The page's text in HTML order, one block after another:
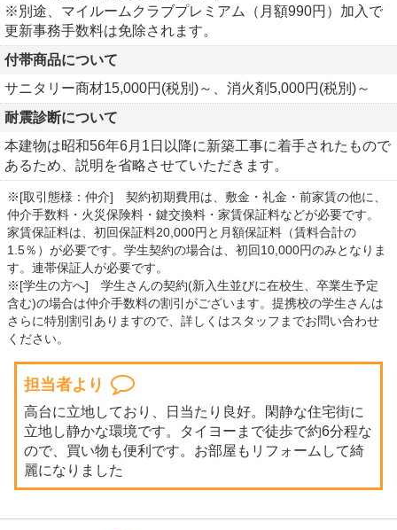
※別途、マイルームクラブプレミアム（月額990円）加入で
更新事務手数料は免除されます。
付帯商品について
サニタリー商材15,000円(税別)～、消火剤5,000円(税別)～
耐震診断について
本建物は昭和56年6月1日以降に新築工事に着手されたもので
あるため、説明を省略させていただきます。
※[取引態様：仲介] 契約初期費用は、敷金・礼金・前家賃の他に、
仲介手数料・火災保険料・鍵交換料・家賃保証料などが必要です。
家賃保証料は、初回保証料20,000円と月額保証料（賃料合計の
1.5％）が必要です。学生契約の場合は、初回10,000円のみとなりま
す。連帯保証人が必要です。
※[学生の方へ] 学生さんの契約(新入生並びに在校生、卒業生予定
含む)の場合は仲介手数料の割引がございます。提携校の学生さんは
さらに特別割引ありますので、詳しくはスタッフまでお問い合わせ
ください。
担当者より
高台に立地しており、日当たり良好。閑静な住宅街に
立地し静かな環境です。タイヨーまで徒歩で約6分程な
ので、買い物も便利です。お部屋もリフォームして綺
麗になりました